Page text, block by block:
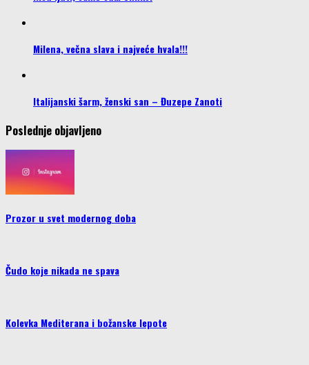
Milena, večna slava i najveće hvala!!!
Italijanski šarm, ženski san – Đuzepe Zanoti
Poslednje objavljeno
Prozor u svet modernog doba
Čudo koje nikada ne spava
Kolevka Mediterana i božanske lepote